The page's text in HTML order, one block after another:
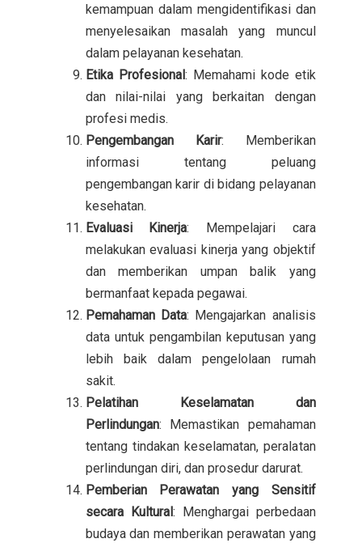
kemampuan dalam mengidentifikasi dan
menyelesaikan masalah yang muncul
dalam pelayanan kesehatan.
Etika Profesional : Memahami kode etik
dan nilai-nilai yang berkaitan dengan
profesi medis.
Pengembangan Karir: Memberikan
informasi tentang peluang
pengembangan karir di bidang pelayanan
kesehatan.
Evaluasi Kinerja: Mempelajari cara
melakukan evaluasi kinerja yang objektif
dan memberikan umpan balik yang
bermanfaat kepada pegawai.
Pemahaman Data: Mengajarkan analisis
data untuk pengambilan keputusan yang
lebih baik dalam pengelolaan rumah
sakit.
Pelatihan Keselamatan dan
Perlindungan: Memastikan pemahaman
tentang tindakan keselamatan, peralatan
perlindungan diri, dan prosedur darurat.
Pemberian Perawatan yang Sensitif
secara Kultural : Menghargai perbedaan
budaya dan memberikan perawatan yang